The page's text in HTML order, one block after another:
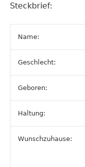
Steckbrief:
Name:
Geschlecht:
Geboren:
Haltung:
Wunschzuhause: